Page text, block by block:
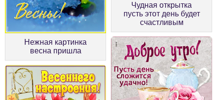
Нежная картинка
весна пришла
Чудная открытка
пусть этот день будет
счастливым